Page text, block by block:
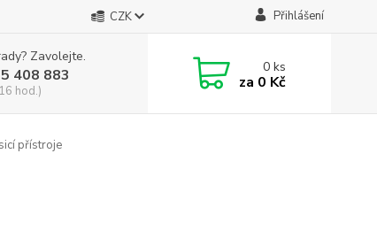
CZK Přihlášení
Zavolejte.
408 883
hod.)
0ks
za 0 Kč
přístroje